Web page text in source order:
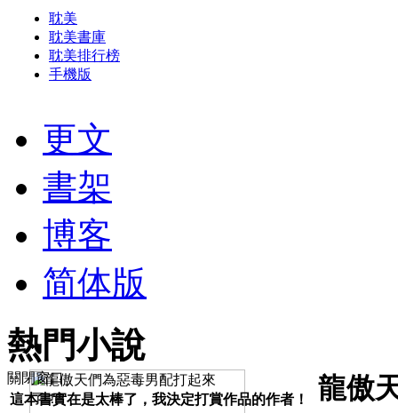
耽美
耽美書庫
耽美排行榜
手機版
更文
書架
博客
简体版
熱門小說
關閉窗口
這本書實在是太棒了，我決定打賞作品的作者！
龍傲